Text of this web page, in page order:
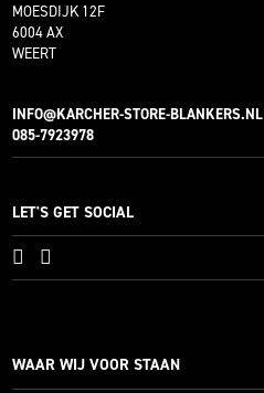
MOESDIJK 12F
6004 AX
WEERT
INFO@KARCHER-STORE-BLANKERS.NL
085-7923978
LET'S GET SOCIAL
WAAR WIJ VOOR STAAN